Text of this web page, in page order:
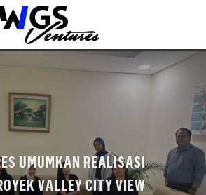
UMUMKAN REALISASI
VALLEY CITY VIEW